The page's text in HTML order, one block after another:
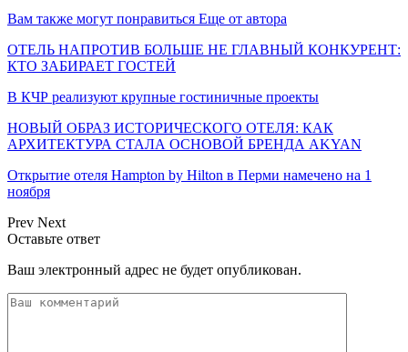
Вам также могут понравиться Еще от автора
ОТЕЛЬ НАПРОТИВ БОЛЬШЕ НЕ ГЛАВНЫЙ КОНКУРЕНТ:
КТО ЗАБИРАЕТ ГОСТЕЙ
В КЧР реализуют крупные гостиничные проекты
НОВЫЙ ОБРАЗ ИСТОРИЧЕСКОГО ОТЕЛЯ: КАК
АРХИТЕКТУРА СТАЛА ОСНОВОЙ БРЕНДА AKYAN
Открытие отеля Hampton by Hilton в Перми намечено на 1
ноября
Prev Next
Оставьте ответ
Ваш электронный адрес не будет опубликован.